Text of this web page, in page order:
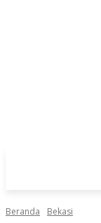
Beranda Bekasi